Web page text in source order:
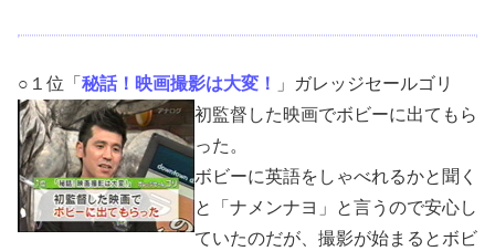
○１位「 秘話！映画撮影は大変！
」ガレッジセールゴリ
初監督した映画でボビーに出てもら
った。
ボビーに英語をしゃべれるかと聞く
と「ナメンナヨ」と言うので安心し
ていたのだが、撮影が始まるとボビ